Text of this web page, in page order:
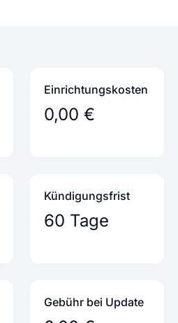
Einrichtungs­kosten
0,00 €
Kündigungs­frist
60 Tage
Gebühr bei Update